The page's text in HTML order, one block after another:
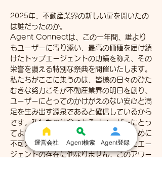
2025年、不動産業界の新しい扉を開いたの
は誰だったのか。
Agent Connectは、この一年間、誰より
もユーザーに寄り添い、最高の価値を届け続
けたトップエージェントの功績を称え、その
栄誉を讃える特別な祭典を開催いたします。
私たちがここに集うのは、皆様の日々のひた
むきな努力こそが不動産業界の明日を創り、
ユーザーにとってのかけがえのない安心と満
足を生み出す源泉であると確信しているから
です。私たちの使命である「ユーザーにとっ
てより良い不動産の取引環境を作る」ために
不可欠なのは、高い志と専門性を持ったエー
ジェントの存在に他なりません。このアワー
運営会社 Agent検索 Agent登録